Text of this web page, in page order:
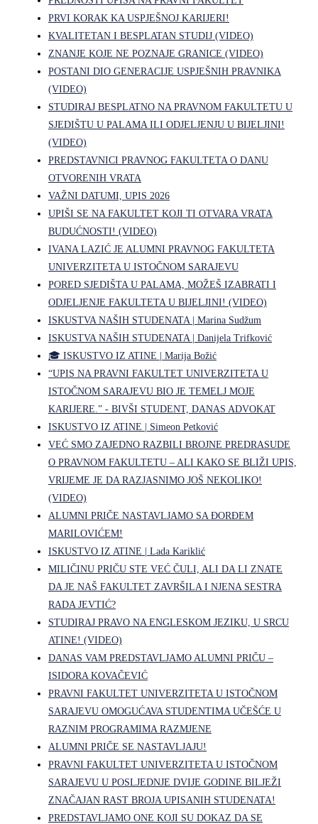
PRVI KORAK KA USPJEŠNOJ KARIJERI!
KVALITETAN I BESPLATAN STUDIJ (VIDEO)
ZNANJE KOJE NE POZNAJE GRANICE (VIDEO)
POSTANI DIO GENERACIJE USPJEŠNIH PRAVNIKA
(VIDEO)
STUDIRAJ BESPLATNO NA PRAVNOM FAKULTETU U
SJEDIŠTU U PALAMA ILI ODJELJENJU U BIJELJINI!
(VIDEO)
PREDSTAVNICI PRAVNOG FAKULTETA O DANU
OTVORENIH VRATA
VAŽNI DATUMI, UPIS 2026
UPIŠI SE NA FAKULTET KOJI TI OTVARA VRATA
BUDUĆNOSTI! (VIDEO)
IVANA LAZIĆ JE ALUMNI PRAVNOG FAKULTETA
UNIVERZITETA U ISTOČNOM SARAJEVU
PORED SJEDIŠTA U PALAMA, MOŽEŠ IZABRATI I
ODJELJENJE FAKULTETA U BIJELJINI! (VIDEO)
ISKUSTVA NAŠIH STUDENATA | Marina Sudžum
ISKUSTVA NAŠIH STUDENATA | Danijela Trifković
🎓 ISKUSTVO IZ ATINE | Marija Božić
“UPIS NA PRAVNI FAKULTET UNIVERZITETA U
ISTOČNOM SARAJEVU BIO JE TEMELJ MOJE
KARIJERE.” - BIVŠI STUDENT, DANAS ADVOKAT
ISKUSTVO IZ ATINE | Simeon Petković
VEĆ SMO ZAJEDNO RAZBILI BROJNE PREDRASUDE
O PRAVNOM FAKULTETU – ALI KAKO SE BLIŽI UPIS,
VRIJEME JE DA RAZJASNIMO JOŠ NEKOLIKO!
(VIDEO)
ALUMNI PRIČE NASTAVLJAMO SA ĐORĐEM
MARILOVIĆEM!
ISKUSTVO IZ ATINE | Lada Kariklić
MILIČINU PRIČU STE VEĆ ČULI, ALI DA LI ZNATE
DA JE NAŠ FAKULTET ZAVRŠILA I NJENA SESTRA
RADA JEVTIĆ?
STUDIRAJ PRAVO NA ENGLESKOM JEZIKU, U SRCU
ATINE! (VIDEO)
DANAS VAM PREDSTAVLJAMO ALUMNI PRIČU –
ISIDORA KOVAČEVIĆ
PRAVNI FAKULTET UNIVERZITETA U ISTOČNOM
SARAJEVU OMOGUĆAVA STUDENTIMA UČEŠĆE U
RAZNIM PROGRAMIMA RAZMJENE
ALUMNI PRIČE SE NASTAVLJAJU!
PRAVNI FAKULTET UNIVERZITETA U ISTOČNOM
SARAJEVU U POSLJEDNJE DVIJE GODINE BILJEŽI
ZNAČAJAN RAST BROJA UPISANIH STUDENATA!
PREDSTAVLJAMO ONE KOJI SU DOKAZ DA SE